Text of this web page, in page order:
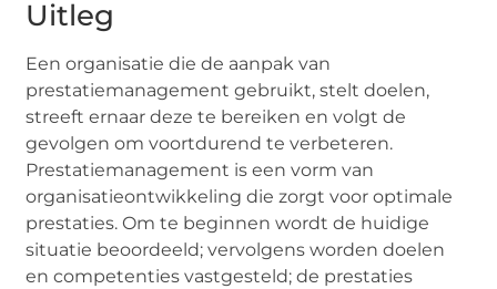
Uitleg
Een organisatie die de aanpak van
prestatiemanagement gebruikt, stelt doelen,
streeft ernaar deze te bereiken en volgt de
gevolgen om voortdurend te verbeteren.
Prestatiemanagement is een vorm van
organisatieontwikkeling die zorgt voor optimale
prestaties. Om te beginnen wordt de huidige
situatie beoordeeld; vervolgens worden doelen
en competenties vastgesteld; de prestaties